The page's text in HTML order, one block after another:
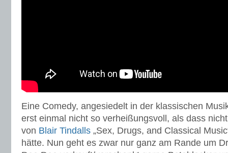
Eine Comedy, angesiedelt in der klassischen
erst einmal nicht so verheißungsvoll, als dass
von Blair Tindalls „Sex, Drugs, and Classical
hätte. Nun geht es zwar nur ganz am Rande um